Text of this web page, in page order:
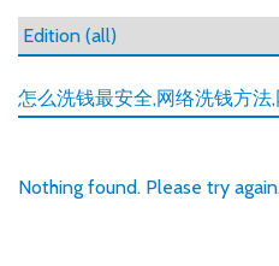
Nothing found. Please try